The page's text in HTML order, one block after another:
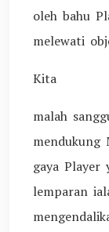
oleh bahu
melewati
Kita
malah
mendukung
gaya Player
lemparan